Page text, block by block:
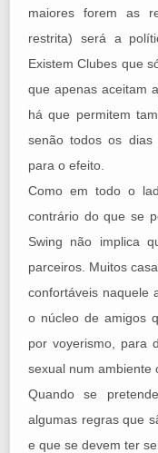
maiores forem as
restrita) será a
Existem Clubes que
que apenas aceitam
há que permitem
senão todos os
para o efeito.
Como em todo o
contrário do que se
Swing não implica
parceiros. Muitos
confortáveis naquele
o núcleo de amigos
por voyerismo, para
sexual num ambiente
Quando se
algumas regras que
e que se devem ter